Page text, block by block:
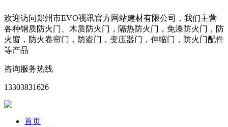
欢迎访问郑州市EVO视讯官方网站建材有限公司，我们主营
各种钢质防火门、木质防火门，隔热防火门，免漆防火门，防
火窗，防火卷帘门，防盗门，变压器门，伸缩门，防火门配件
等产品
咨询服务热线
13303831626
首页